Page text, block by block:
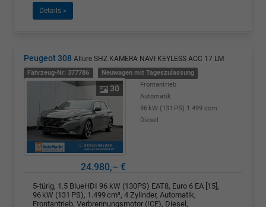
Details »
Peugeot 308 Allure SHZ KAMERA NAVI KEYLESS ACC 17 LM
Fahrzeug-Nr: 377786 Neuwagen mit Tageszulassung
30
Frontantrieb
Automatik
96 kW (131 PS) 1.499 ccm
Diesel
24.980,– €
5-türig, 1.5 BlueHDI 96 kW (130PS) EAT8, Euro 6 EA [15],
96 kW (131 PS), 1.499 cm³, 4 Zylinder, Automatik,
Frontantrieb, Verbrennungsmotor (ICE), Diesel,